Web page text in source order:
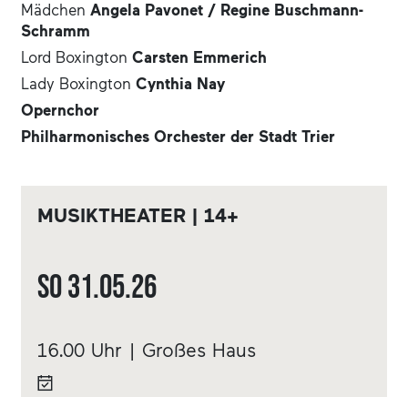
Mädchen Angela Pavonet / Regine Buschmann-
Schramm
Lord Boxington Carsten Emmerich
Lady Boxington Cynthia Nay
Opernchor
Philharmonisches Orchester der Stadt Trier
MUSIKTHEATER | 14+
So31.05.26
16.00 Uhr | Großes Haus